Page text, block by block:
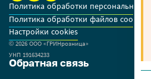
Политика обработки персональных
Политика обработки файлов cookie
Настройки cookies
© 2026 OOO «ГРИНрозница»
УНП 191634233
Обратная связь